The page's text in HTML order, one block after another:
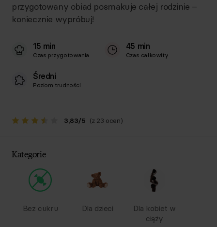
przygotowany obiad posmakuje całej rodzinie –
koniecznie wypróbuj!
15 min
Czas przygotowania
45 min
Czas całkowity
Średni
Poziom trudności
3,83/5 (z 23 ocen)
Kategorie
Bez cukru Dla dzieci
Dla kobiet w
ciąży